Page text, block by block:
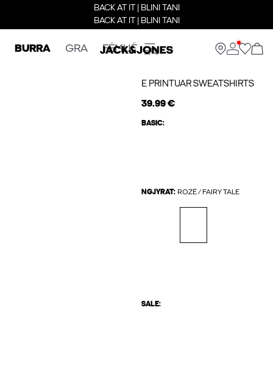
BACK AT IT | BLINI TANI
BACK AT IT | BLINI TANI
BURRA GRA FËMIJË
E PRINTUAR SWEATSHIRTS
39.99 €
BASIC:
NGJYRAT: ROZË / FAIRY TALE
SALE: